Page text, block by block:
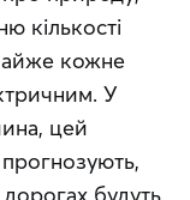
кількості
кожне
У
цей
будуть